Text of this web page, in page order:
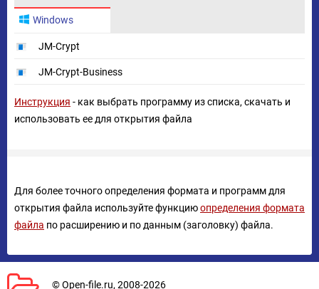
Windows
JM-Crypt
JM-Crypt-Business
Инструкция - как выбрать программу из списка, скачать и
использовать ее для открытия файла
Для более точного определения формата и программ для
открытия файла используйте функциюопределения формата
файла по расширению и по данным (заголовку) файла.
© Open-file.ru, 2008-2026